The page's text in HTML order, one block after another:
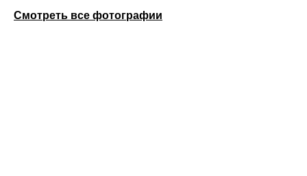
Смотреть все фотографии